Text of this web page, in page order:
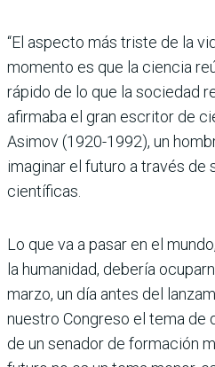
“El aspecto más triste de la
momento es que la ciencia
rápido de lo que la sociedad
afirmaba el gran escritor de
Asimov (1920-1992), un
imaginar el futuro a través de
científicas.
Lo que va a pasar en el
la humanidad, debería
marzo, un día antes del
nuestro Congreso el tema de
de un senador de formación